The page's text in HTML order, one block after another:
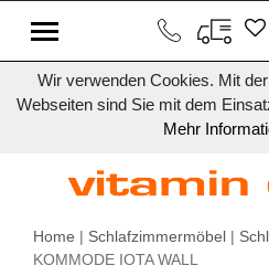
Wir verwenden Cookies. Mit
Webseiten sind Sie mit dem
Mehr
Home | Schlafzimmermöbel |
KOMMODE IOTA WALL